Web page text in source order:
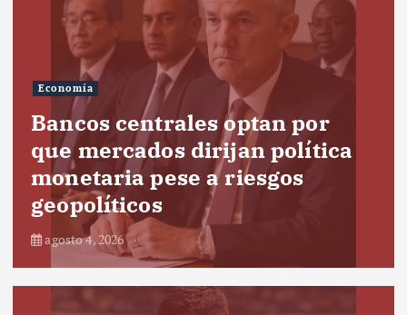
Economía
Bancos centrales optan por
que mercados dirijan política
monetaria pese a riesgos
geopolíticos
agosto 4, 2026